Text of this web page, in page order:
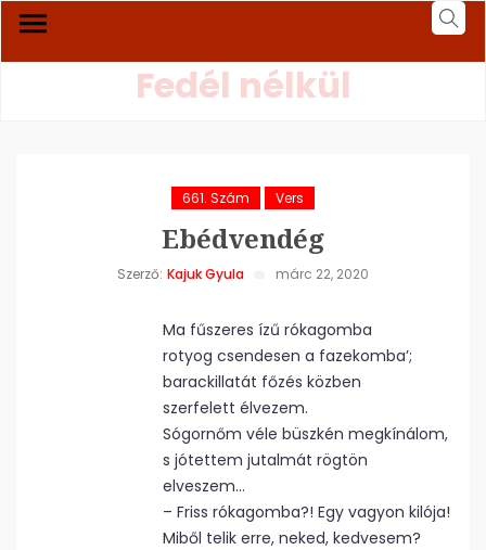
Fedél nélkül
661. Szám Vers
Ebédvendég
Szerző: Kajuk Gyula márc 22, 2020
Ma fűszeres ízű rókagomba
rotyog csendesen a fazekomba’;
barackillatát főzés közben
szerfelett élvezem.
Sógornőm véle büszkén megkínálom,
s jótettem jutalmát rögtön
elveszem…
– Friss rókagomba?! Egy vagyon kilója!
Miből telik erre, neked, kedvesem?